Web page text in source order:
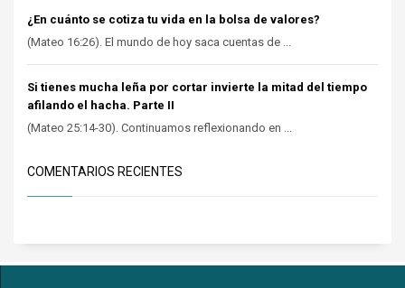
¿En cuánto se cotiza tu vida en la bolsa de valores?
(Mateo 16:26). El mundo de hoy saca cuentas de ...
Si tienes mucha leña por cortar invierte la mitad del tiempo
afilando el hacha. Parte II
(Mateo 25:14-30). Continuamos reflexionando en ...
COMENTARIOS RECIENTES